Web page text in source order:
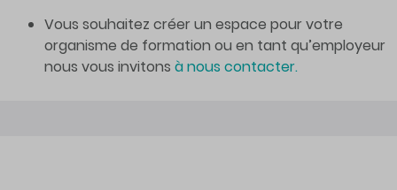
Vous souhaitez créer un espace pour votre
organisme de formation ou en tant qu’employeur
nous vous invitons à nous contacter.